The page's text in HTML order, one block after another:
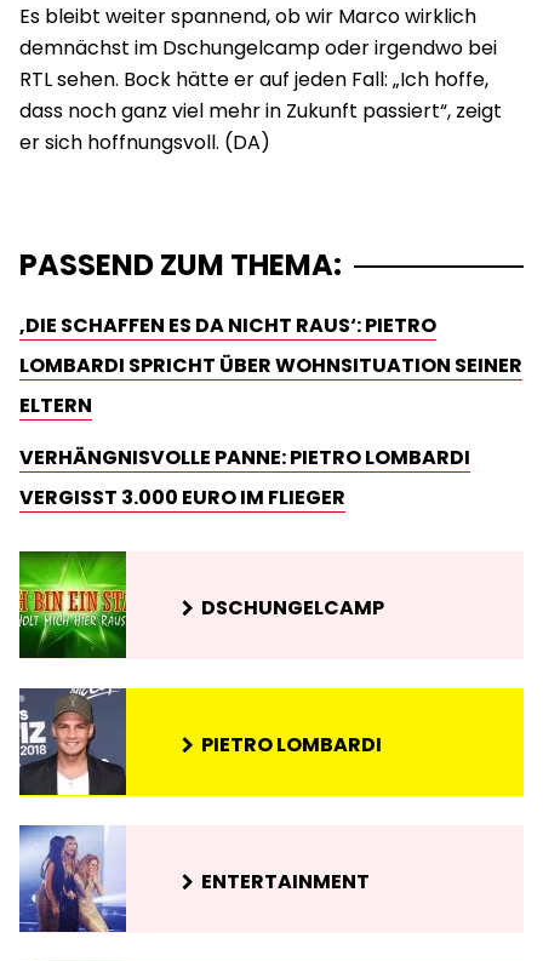
Es bleibt weiter spannend, ob wir Marco wirklich
demnächst im Dschungelcamp oder irgendwo bei
RTL sehen. Bock hätte er auf jeden Fall: „Ich hoffe,
dass noch ganz viel mehr in Zukunft passiert“, zeigt
er sich hoffnungsvoll. (DA)
PASSEND ZUM THEMA:
‚DIE SCHAFFEN ES DA NICHT RAUS‘: PIETRO
LOMBARDI SPRICHT ÜBER WOHNSITUATION SEINER
ELTERN
VERHÄNGNISVOLLE PANNE: PIETRO LOMBARDI
VERGISST 3.000 EURO IM FLIEGER
DSCHUNGELCAMP
PIETRO LOMBARDI
ENTERTAINMENT